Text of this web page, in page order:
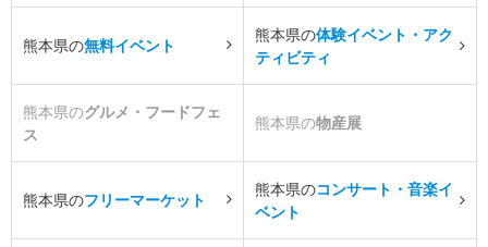
熊本県の無料イベント
熊本県の体験イベント・アク
ティビティ
熊本県のグルメ・フードフェ
ス
熊本県の物産展
熊本県のフリーマーケット
熊本県のコンサート・音楽イ
ベント